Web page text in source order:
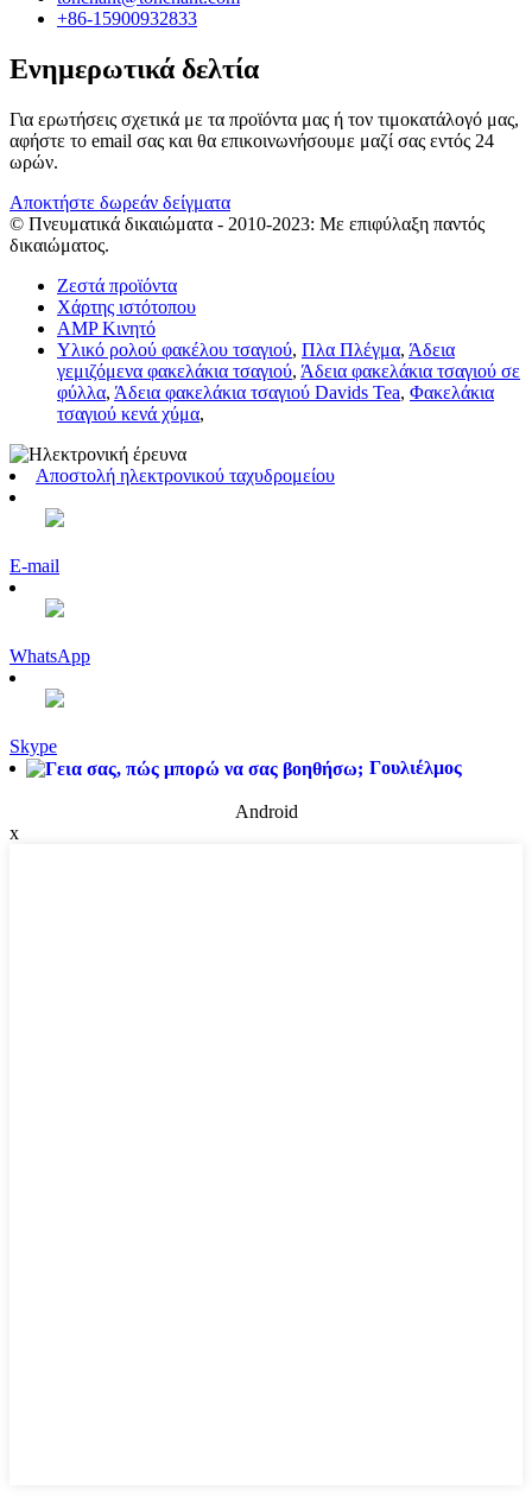
+86-15900932833
Ενημερωτικά δελτία
Για ερωτήσεις σχετικά με τα προϊόντα μας ή τον τιμοκατάλογό μας,
αφήστε το email σας και θα επικοινωνήσουμε μαζί σας εντός 24
ωρών.
Αποκτήστε δωρεάν δείγματα
© Πνευματικά δικαιώματα - 2010-2023: Με επιφύλαξη παντός
δικαιώματος.
Ζεστά προϊόντα
Χάρτης ιστότοπου
AMP Κινητό
Υλικό ρολού φακέλου τσαγιού, Πλα Πλέγμα, Άδεια
γεμιζόμενα φακελάκια τσαγιού, Άδεια φακελάκια τσαγιού σε
φύλλα, Άδεια φακελάκια τσαγιού Davids Tea, Φακελάκια
τσαγιού κενά χύμα,
Αποστολή ηλεκτρονικού ταχυδρομείου
E-mail
WhatsApp
Skype
Γουλιέλμος
Android
x